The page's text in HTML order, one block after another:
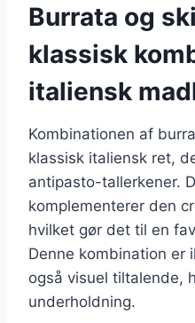
Burrata og
klassisk
italiensk
Kombinationen af
klassisk italiensk ret,
antipasto-tallerkener.
komplementerer den
hvilket gør det til en
Denne kombination er
også visuel tiltalende,
underholdning.